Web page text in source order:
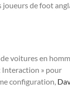
joueurs de foot
voitures en
Interaction » pour
configuration,